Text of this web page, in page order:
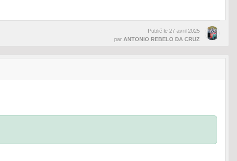
Publié le 27 avril 2025
par ANTONIO REBELO DA CRUZ